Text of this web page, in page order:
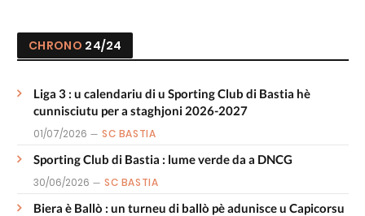
CHRONO 24/24
Liga 3 : u calendariu di u Sporting Club di Bastia hè
cunnisciutu per a staghjoni 2026-2027
01/07/2026 SC BASTIA
Sporting Club di Bastia : lume verde da a DNCG
30/06/2026 SC BASTIA
Biera è Ballò : un turneu di ballò pè adunisce u Capicorsu